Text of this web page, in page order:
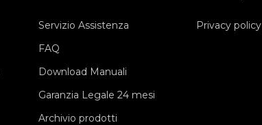
Servizio Assistenza
FAQ
Download Manuali
Garanzia Legale 24 mesi
Archivio prodotti
Privacy policy